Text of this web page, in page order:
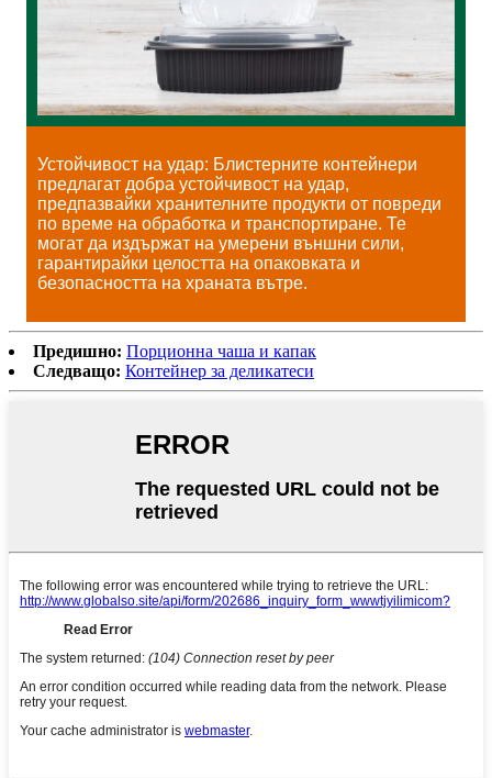
Устойчивост на удар: Блистерните контейнери
предлагат добра устойчивост на удар,
предпазвайки хранителните продукти от повреди
по време на обработка и транспортиране. Те
могат да издържат на умерени външни сили,
гарантирайки целостта на опаковката и
безопасността на храната вътре.
Предишно: Порционна чаша и капак
Следващо: Контейнер за деликатеси